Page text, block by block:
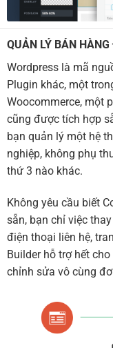
QUẢN LÝ BÁN
Wordpress là mã
Plugin khác, một
Woocommerce, một
cũng được tích hợp
bạn quản lý một hệ
nghiệp, không phụ
thứ 3 nào khác.
Không yêu cầu biết
sẵn, bạn chỉ việc
điện thoại liên hệ,
Builder hỗ trợ hết
chỉnh sửa vô cùng